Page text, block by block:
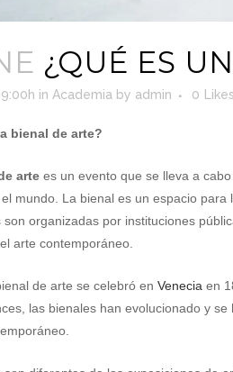
¿QUÉ ES
in Academia by admin 0 Likes
bienal de arte?
arte es un evento que se lleva a
mundo. La bienal es un espacio
son organizadas por instituciones
arte contemporáneo.
de arte se celebró en Venecia en
las bienales han evolucionado y